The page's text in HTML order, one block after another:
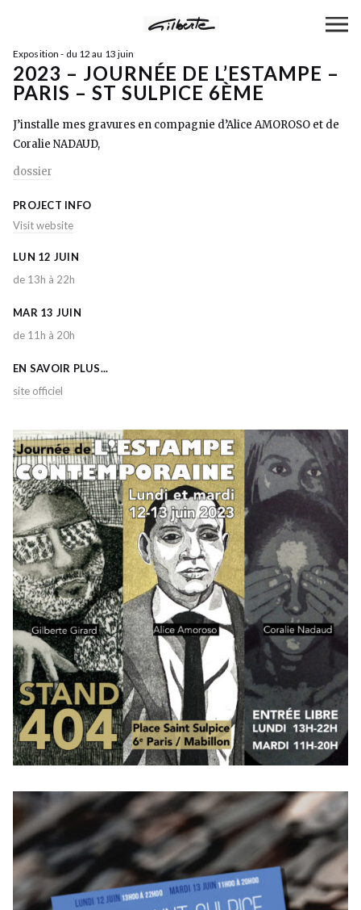
Exposition - du 12 au 13 juin
2023 – JOURNÉE DE L’ESTAMPE –
PARIS – ST SULPICE 6ÈME
J’installe mes gravures en compagnie d’Alice AMOROSO et de
Coralie NADAUD,
dossier
PROJECT INFO
Visit website
LUN 12 JUIN
de 13h à 22h
MAR 13 JUIN
de 11h à 20h
EN SAVOIR PLUS...
site officiel